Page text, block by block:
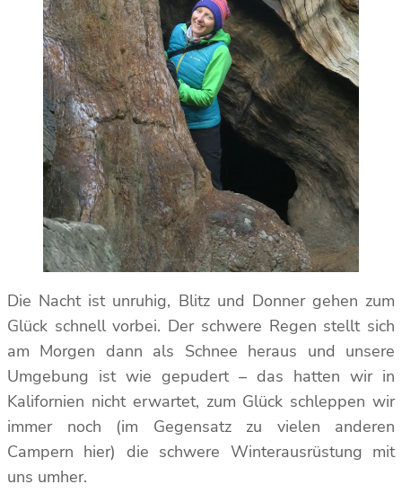
Die Nacht ist unruhig, Blitz und Donner gehen zum
Glück schnell vorbei. Der schwere Regen stellt sich
am Morgen dann als Schnee heraus und unsere
Umgebung ist wie gepudert – das hatten wir in
Kalifornien nicht erwartet, zum Glück schleppen wir
immer noch (im Gegensatz zu vielen anderen
Campern hier) die schwere Winterausrüstung mit
uns umher.